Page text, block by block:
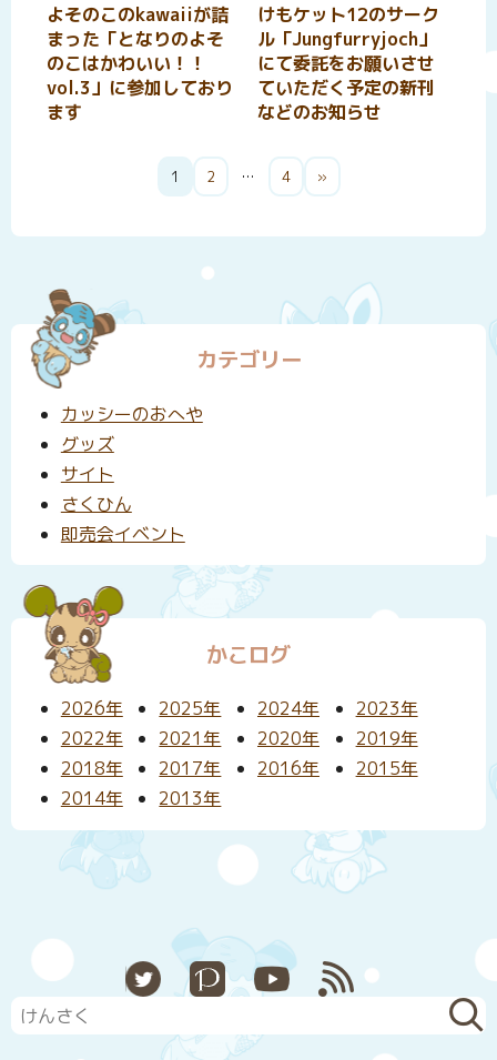
よそのこのkawaiiが詰
まった「となりのよそ
のこはかわいい！！
vol.3」に参加しており
ます
けもケット12のサーク
ル「Jungfurryjoch」
にて委託をお願いさせ
ていただく予定の新刊
などのお知らせ
の
ジ
送
り
1 2 … 4 »
カテゴリー
カッシーのおへや
グッズ
サイト
さくひん
即売会イベント
かこログ
2026年 2025年 2024年
2023年
2022年
2021年 2020年
2019年
2018年
2017年 2016年
2015年
2014年
2013年
Pixiv YouTubeRSS